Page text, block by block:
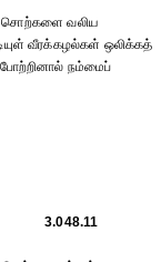
சொற்களை வலிய
வீரக்கழல்கள் ஒலிக்கத்
போற்றினால் நம்மைப்
3.048.11